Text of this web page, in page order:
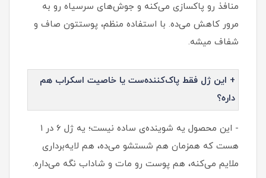
منافذ رو پاکسازی می‌کنه و جوش‌های سرسیاه رو به‌
مرور کاهش می‌ده. با استفاده منظم، پوستتون صاف و
شفاف میشه.
+ این ژل فقط پاک‌کننده‌ست یا خاصیت اسکراب هم
داره؟
- این محصول یه شوینده‌ی ساده نیست؛ یه ژل ۶ در ۱
هست که همزمان هم شستشو می‌ده، هم لایه‌برداری
ملایم می‌کنه، هم پوست رو مات و شاداب نگه می‌داره.